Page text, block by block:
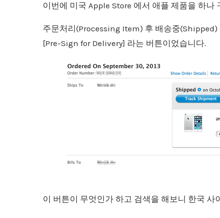
이번에 미국 Apple Store 에서 애플 제품을 하나
주문처리(Processing Item) 후 배송중
[Pre-Sign for Delivery] 라는 버튼이었습니다.
이 버튼이 무엇인가 하고 검색을 해보니 한국